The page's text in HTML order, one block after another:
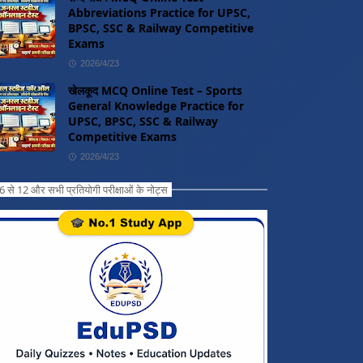
Abbreviations Practice for UPSC,
BPSC, SSC & Railway Competitive
Exams
2026/4/23
खेलकूद MCQ Online Test – Sports
General Knowledge Practice for
UPSC, BPSC, SSC & Railway
Competitive Exams
2026/4/23
6 से 12 और सभी प्रतियोगी परीक्षाओं के नोट्स